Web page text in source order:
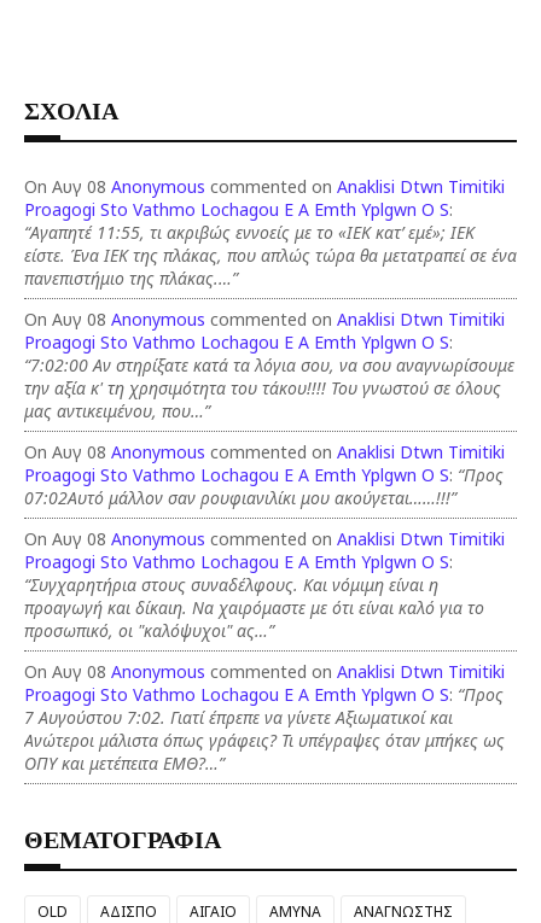
ΣΧΟΛΙΑ
On Αυγ 08 Anonymous commented on Anaklisi Dtwn Timitiki
Proagogi Sto Vathmo Lochagou E A Emth Yplgwn O S:
“Αγαπητέ 11:55, τι ακριβώς εννοείς με το «ΙΕΚ κατ’ εμέ»; ΙΕΚ
είστε. Ένα ΙΕΚ της πλάκας, που απλώς τώρα θα μετατραπεί σε ένα
πανεπιστήμιο της πλάκας.…”
On Αυγ 08 Anonymous commented on Anaklisi Dtwn Timitiki
Proagogi Sto Vathmo Lochagou E A Emth Yplgwn O S:
“7:02:00 Αν στηρίξατε κατά τα λόγια σου, να σου αναγνωρίσουμε
την αξία κ' τη χρησιμότητα του τάκου!!!! Του γνωστού σε όλους
μας αντικειμένου, που…”
On Αυγ 08 Anonymous commented on Anaklisi Dtwn Timitiki
Proagogi Sto Vathmo Lochagou E A Emth Yplgwn O S: “Προς
07:02Αυτό μάλλον σαν ρουφιανιλίκι μου ακούγεται……!!!”
On Αυγ 08 Anonymous commented on Anaklisi Dtwn Timitiki
Proagogi Sto Vathmo Lochagou E A Emth Yplgwn O S:
“Συγχαρητήρια στους συναδέλφους. Και νόμιμη είναι η
προαγωγή και δίκαιη. Να χαιρόμαστε με ότι είναι καλό για το
προσωπικό, οι "καλόψυχοι" ας…”
On Αυγ 08 Anonymous commented on Anaklisi Dtwn Timitiki
Proagogi Sto Vathmo Lochagou E A Emth Yplgwn O S: “Προς
7 Αυγούστου 7:02. Γιατί έπρεπε να γίνετε Αξιωματικοί και
Ανώτεροι μάλιστα όπως γράφεις? Τι υπέγραψες όταν μπήκες ως
ΟΠΥ και μετέπειτα ΕΜΘ?…”
ΘΕΜΑΤΟΓΡΑΦΙΑ
OLD ΑΔΙΣΠΟ ΑΙΓΑΙΟ ΑΜΥΝΑ ΑΝΑΓΝΩΣΤΗΣ